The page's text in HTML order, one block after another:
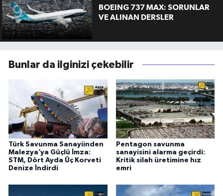
BOEING 737 MAX: SORUNLAR
VE ALINAN DERSLER
Bunlar da ilginizi çekebilir
Türk Savunma Sanayiinden
Malezya’ya Güçlü İmza:
STM, Dört Ayda Üç Korveti
Denize İndirdi
Pentagon savunma
sanayisini alarma geçirdi:
Kritik silah üretimine hız
emri